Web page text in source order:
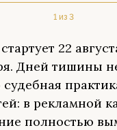
1 из 3
22
Дней тишины
в рекламной
полностью